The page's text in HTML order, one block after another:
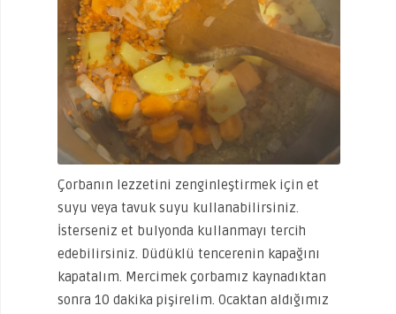
Çorbanın lezzetini zenginleştirmek için et
suyu veya tavuk suyu kullanabilirsiniz.
İsterseniz et bulyonda kullanmayı tercih
edebilirsiniz. Düdüklü tencerenin kapağını
kapatalım. Mercimek çorbamız kaynadıktan
sonra 10 dakika pişirelim. Ocaktan aldığımız